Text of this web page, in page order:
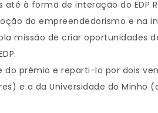
à forma de interação do EDP
do empreendedorismo e na
missão de criar
do prémio e reparti-lo por dois
e a da Universidade do